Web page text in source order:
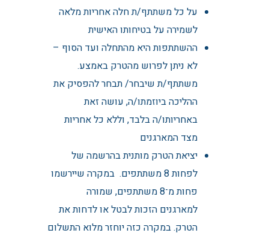
על כל משתתף/ת חלה אחריות מלאה
לשמירה על בטיחותו האישית
ההשתתפות היא מהתחלה ועד הסוף –
לא ניתן לפרוש מהטרק באמצע.
משתתף/ת שיבחר/ תבחר להפסיק את
ההליכה ביוזמתו/ה, עושה זאת
באחריותו/ה בלבד, וללא כל אחריות
מצד המארגנים
יציאת הטרק מותנית בהרשמה של
לפחות 8 משתתפים. במקרה שיירשמו
פחות מ־8 משתתפים, שמורה
למארגנים הזכות לבטל או לדחות את
הטרק. במקרה כזה יוחזר מלוא התשלום